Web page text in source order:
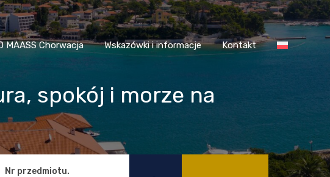
O MAASS Chorwacja Wskazówki i informacje Kontakt
MAASS Chorwacja Wskazówki i informacje Kontakt
spokój i morze na
Nr przedmiotu.